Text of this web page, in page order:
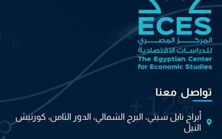
تواصل معنا
أبراج نايل سيتي، البرج الشمالي، الدور الثامن، كورنيش
النيل